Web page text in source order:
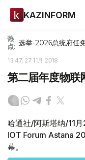
KAZINFORM
热
点: 选举-2026总统府任
13:47, 27 11月 2018
第二届年度物联
哈通社/阿斯塔纳/11
IOT Forum Astana
幕。